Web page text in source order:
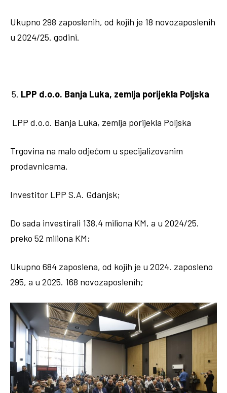
Ukupno 298 zaposlenih, od kojih je 18 novozaposlenih
u 2024/25. godini.
LPP d.o.o. Banja Luka, zemlja porijekla Poljska
LPP d.o.o. Banja Luka, zemlja porijekla Poljska
Trgovina na malo odjećom u specijalizovanim
prodavnicama.
Investitor LPP S.A. Gdanjsk;
Do sada investirali 138.4 miliona KM, a u 2024/25.
preko 52 miliona KM;
Ukupno 684 zaposlena, od kojih je u 2024. zaposleno
295, a u 2025. 168 novozaposlenih;